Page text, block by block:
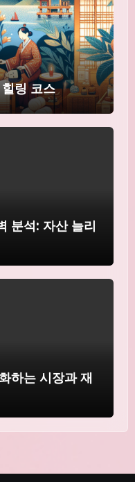
링 코스
분석: 자산 늘리
하는 시장과 재